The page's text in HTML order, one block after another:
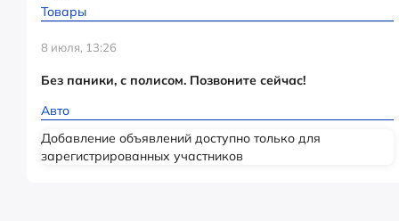
Товары
8 июля, 13:26
Без паники, с полисом. Позвоните сейчас!
Авто
Добавление объявлений доступно только для
зарегистрированных участников